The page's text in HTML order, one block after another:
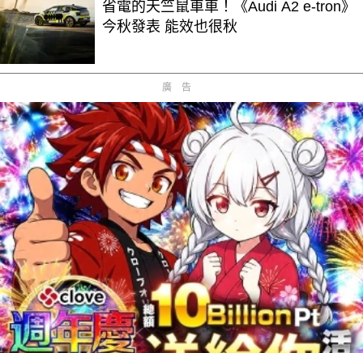
省電的天竺鼠車車！《Audi A2 e-tron》
今秋發表 能效也很秋
廣告